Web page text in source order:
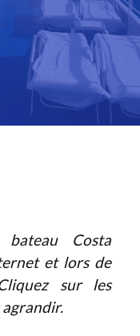
Costa
et lors de
sur les